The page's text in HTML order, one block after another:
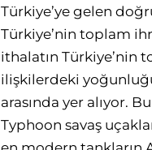
Türkiye’ye gelen
Türkiye’nin toplam
ithalatın Türkiye’nin
ilişkilerdeki
arasında yer alıyor.
Typhoon savaş